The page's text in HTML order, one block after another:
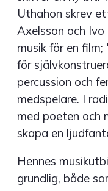
Uthahon skrev
Axelsson och
musik för en
för
percussion och
medspelare. I
med poeten och
skapa en
Hennes
grundlig, både